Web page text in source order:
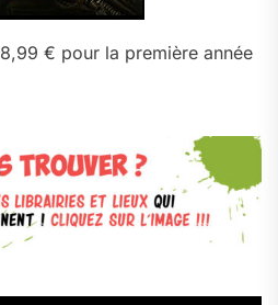
8,99 € pour la première année